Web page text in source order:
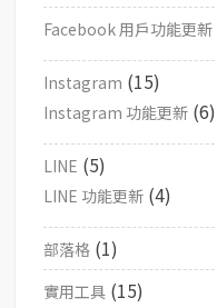
Facebook 用戶功能更新
Instagram (15)
Instagram 功能更新 (6)
LINE (5)
LINE 功能更新 (4)
部落格 (1)
實用工具 (15)